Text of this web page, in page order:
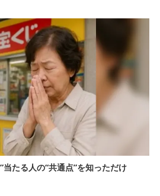
たる人の“共通点”を知っただけ